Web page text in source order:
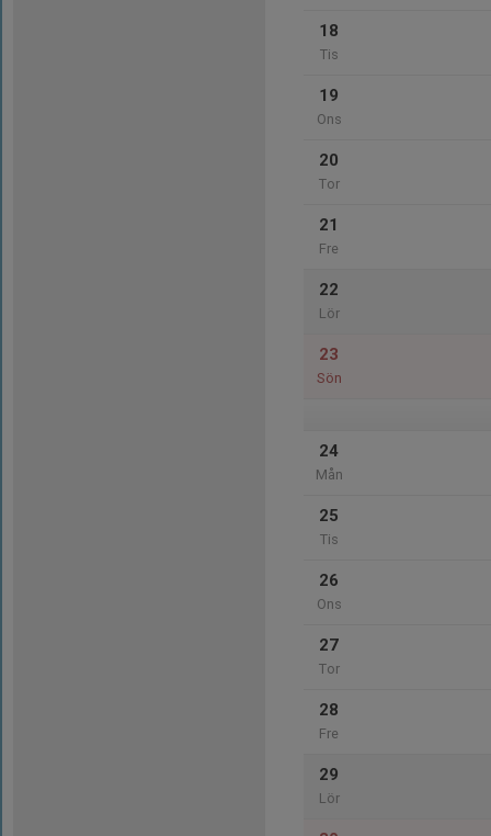
18
Tis
19
Ons
20
Tor
21
Fre
22
Lör
23
Sön
24
Mån
25
Tis
26
Ons
27
Tor
28
Fre
29
Lör